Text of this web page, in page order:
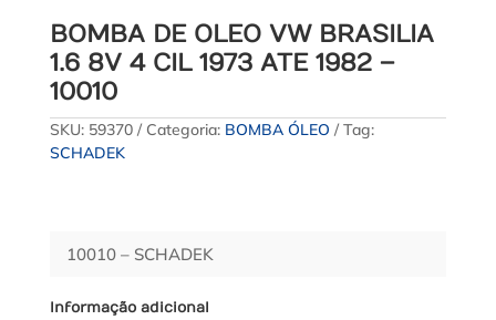
BOMBA DE OLEO VW BRASILIA
1.6 8V 4 CIL 1973 ATE 1982 –
10010
SKU: 59370 Categoria: BOMBA ÓLEO
Tag:
SCHADEK
10010 – SCHADEK
Informação adicional